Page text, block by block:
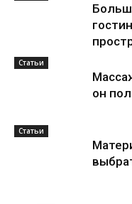
Статьи
он
Статьи